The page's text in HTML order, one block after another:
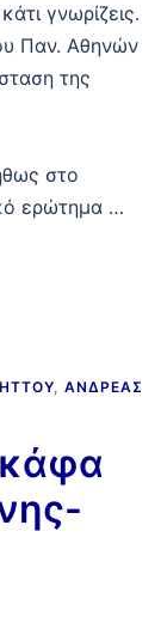
γνωρίζεις.
Παν. Αθηνών
της
στο
ερώτημα …
ΑΝΔΡΈΑΣ